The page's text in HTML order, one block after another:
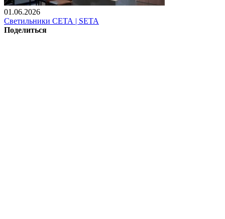
01.06.2026
Светильники СЕТА | SETA
Поделиться